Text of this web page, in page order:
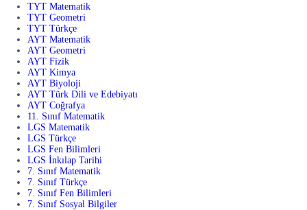
TYT Matematik
TYT Geometri
TYT Türkçe
AYT Matematik
AYT Geometri
AYT Fizik
AYT Kimya
AYT Biyoloji
AYT Türk Dili ve Edebiyatı
AYT Coğrafya
11. Sınıf Matematik
LGS Matematik
LGS Türkçe
LGS Fen Bilimleri
LGS İnkılap Tarihi
7. Sınıf Matematik
7. Sınıf Türkçe
7. Sınıf Fen Bilimleri
7. Sınıf Sosyal Bilgiler